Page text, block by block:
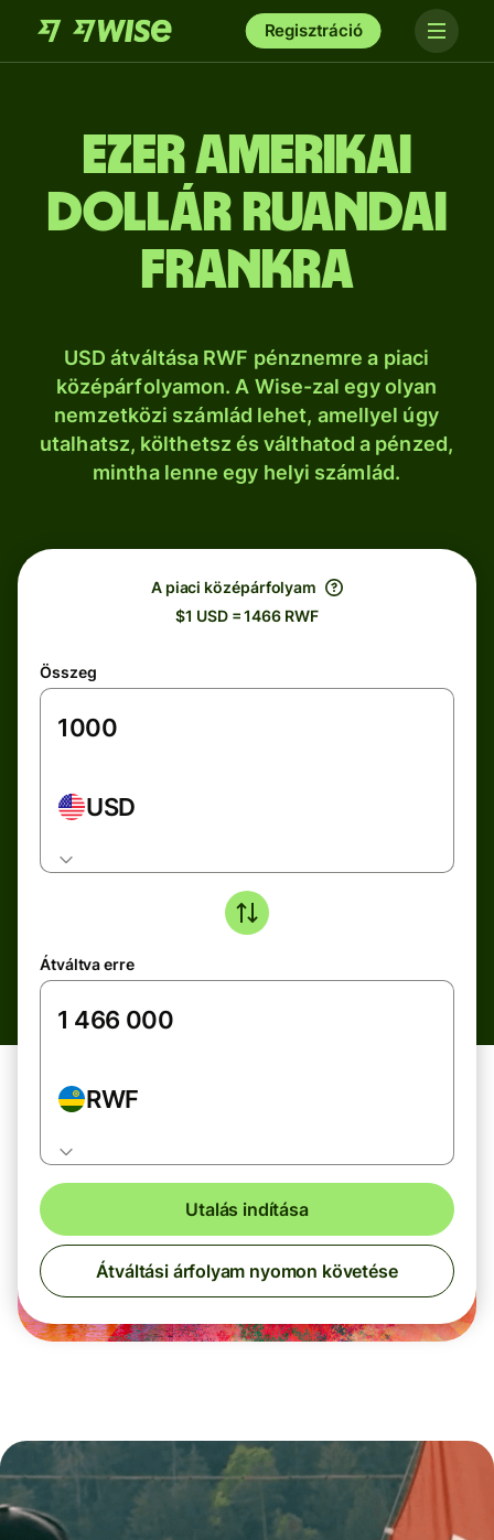
Regisztráció
ezer amerikai
dollár ruandai
frankra
USD átváltása RWF pénznemre a piaci
középárfolyamon. A Wise-zal egy olyan
nemzetközi számlád lehet, amellyel úgy
utalhatsz, költhetsz és válthatod a pénzed,
mintha lenne egy helyi számlád.
A piaci középárfolyam
$1 USD = 1466 RWF
Összeg
USD
Átváltva erre
RWF
Utalás indítása
Átváltási árfolyam nyomon követése